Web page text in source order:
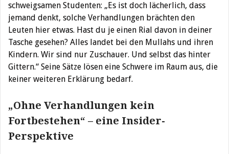
schweigsamen Studenten: „Es ist doch lächerlich, dass
jemand denkt, solche Verhandlungen brächten den
Leuten hier etwas. Hast du je einen Rial davon in deiner
Tasche gesehen? Alles landet bei den Mullahs und ihren
Kindern. Wir sind nur Zuschauer. Und selbst das hinter
Gittern.“ Seine Sätze lösen eine Schwere im Raum aus, die
keiner weiteren Erklärung bedarf.
„Ohne Verhandlungen kein
Fortbestehen“ – eine Insider-
Perspektive